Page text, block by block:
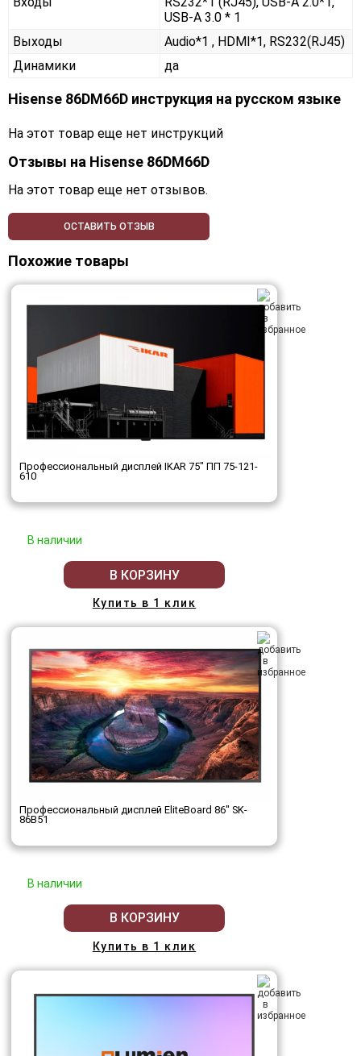
USB-A 3.0 * 1
Выходы
Audio*1 , HDMI*1, RS232(RJ45)
Динамики
да
Hisense 86DM66D инструкция на русском языке
На этот товар еще нет инструкций
Отзывы на Hisense 86DM66D
На этот товар еще нет отзывов.
ОСТАВИТЬ ОТЗЫВ
Похожие товары
Профессиональный дисплей IKAR 75" ПП 75-121-
610
В наличии
В КОРЗИНУ
Купить в 1 клик
Профессиональный дисплей EliteBoard 86" SK-
86B51
В наличии
В КОРЗИНУ
Купить в 1 клик